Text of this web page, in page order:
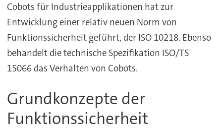
Cobots für Industrieapplikationen hat zur
Entwicklung einer relativ neuen Norm von
Funktionssicherheit geführt, der ISO 10218. Ebenso
behandelt die technische Spezifikation ISO/TS
15066 das Verhalten von Cobots.
Grundkonzepte der
Funktionssicherheit